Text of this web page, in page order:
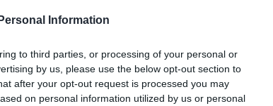
Information
to third parties, or processing of your personal or
by us, please use the below opt-out section to
after your opt-out request is processed you may
on personal information utilized by us or personal